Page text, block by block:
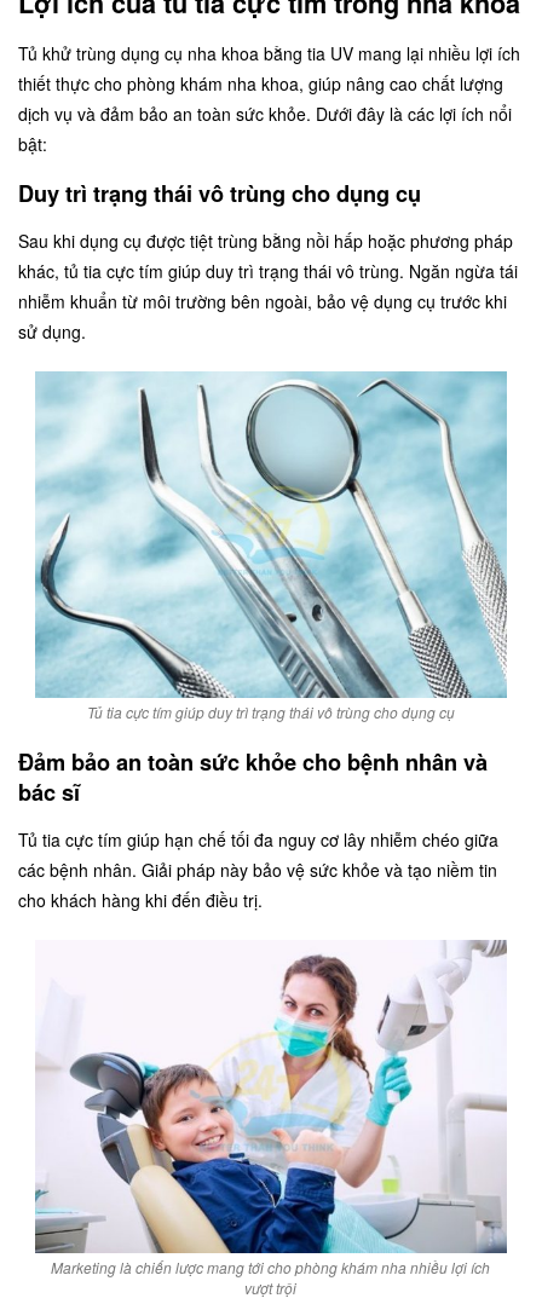
Tủ khử trùng dụng cụ nha khoa bằng tia UV mang lại nhiều lợi ích
thiết thực cho phòng khám nha khoa, giúp nâng cao chất lượng
dịch vụ và đảm bảo an toàn sức khỏe. Dưới đây là các lợi ích nổi
bật:
Duy trì trạng thái vô trùng cho dụng cụ
Sau khi dụng cụ được tiệt trùng bằng nồi hấp hoặc phương pháp
khác, tủ tia cực tím giúp duy trì trạng thái vô trùng. Ngăn ngừa tái
nhiễm khuẩn từ môi trường bên ngoài, bảo vệ dụng cụ trước khi
sử dụng.
Tủ tia cực tím giúp duy trì trạng thái vô trùng cho dụng cụ
Đảm bảo an toàn sức khỏe cho bệnh nhân và
bác sĩ
Tủ tia cực tím giúp hạn chế tối đa nguy cơ lây nhiễm chéo giữa
các bệnh nhân. Giải pháp này bảo vệ sức khỏe và tạo niềm tin
cho khách hàng khi đến điều trị.
Marketing là chiến lược mang tới cho phòng khám nha nhiều lợi ích
vượt trội